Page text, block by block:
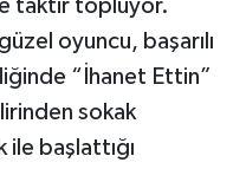
taktir topluyor.
oyuncu, başarılı
“İhanet Ettin”
sokak
ile başlattığı